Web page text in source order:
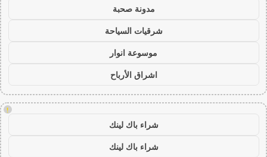
مدونة صحبة
شرقيات السياحة
موسوعة انوار
اشراق الأرباح
!
شراء باك لينك
شراء باك لينك